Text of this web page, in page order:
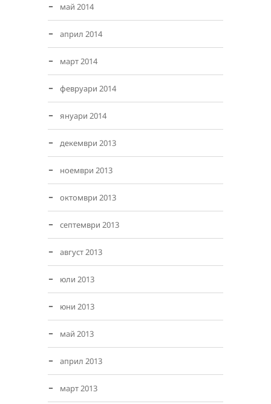
май 2014
април 2014
март 2014
февруари 2014
януари 2014
декември 2013
ноември 2013
октомври 2013
септември 2013
август 2013
юли 2013
юни 2013
май 2013
април 2013
март 2013